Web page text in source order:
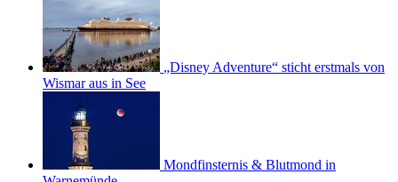
„Disney Adventure“ sticht erstmals von
Wismar aus in See
Mondfinsternis & Blutmond in